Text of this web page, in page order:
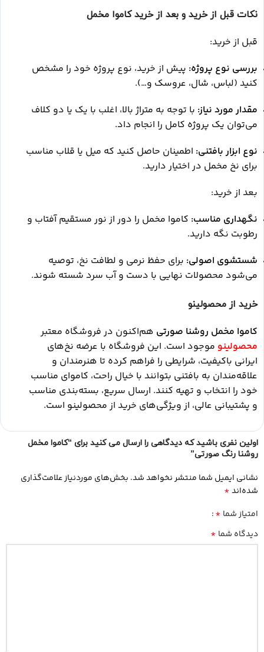
نکات قبل از خرید و بعد از خرید کاموا مخمل
قبل از خرید:
بررسی نوع پروژه: پیش از خرید، نوع پروژه خود را مشخص
کنید (لباس، شال، عروسک و…).
مقدار مورد نیاز: با توجه به متراژ بالا، اغلب با یک یا دو کلاف
می‌توان یک پروژه کامل را انجام داد.
نوع ابزار بافتنی: اطمینان حاصل کنید که میل یا قلاب مناسب
برای نخ مخمل در اختیار دارید.
بعد از خرید:
نگهداری مناسب: کاموا مخمل را دور از نور مستقیم آفتاب و
رطوبت نگه دارید.
شستشوی اصولی: برای حفظ نرمی و لطافت نخ، توصیه
می‌شود محصولات نهایی با دست و آب سرد شسته شوند.
خرید از محصولینو
کاموا مخمل روشنا صورتی هم‌اکنون در فروشگاه معتبر
محصولینو موجود است. این فروشگاه با عرضه نخ‌های
ایرانی باکیفیت، شرایطی را فراهم کرده تا هنرمندان و
علاقه‌مندان به بافتنی بتوانند با خیال راحت، کاموای مناسب
خود را انتخاب و تهیه کنند. ارسال سریع، بسته‌بندی مناسب
و پشتیبانی عالی، از ویژگی‌های خرید از محصولینو است.
اولین نفری باشید که دیدگاهی را ارسال می کنید برای “کاموا مخمل
روشنا رنگ صورتی”
نشانی ایمیل شما منتشر نخواهد شد. بخش‌های موردنیاز علامت‌گذاری
شده‌اند*
امتیاز شما *
دیدگاه شما *